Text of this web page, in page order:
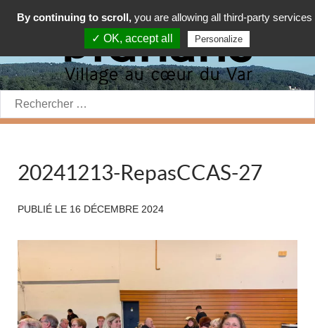
Rechercher:
20241213-RepasCCAS-27
PUBLIÉ LE 16 DÉCEMBRE 2024
By continuing to scroll, you are allowing all third-party services
✓ OK, accept all
Personalize